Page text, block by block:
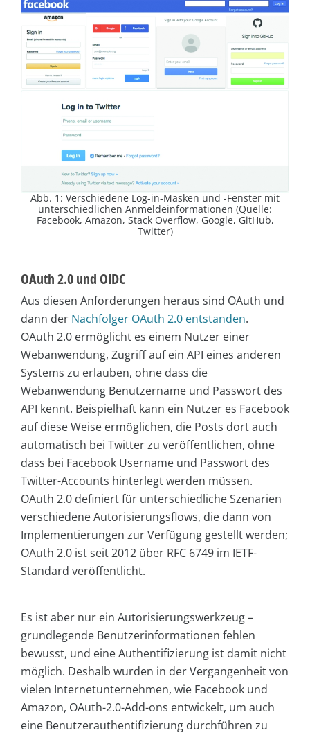
Abb. 1: Verschiedene Log-in-Masken und -Fenster mit
unterschiedlichen Anmeldeinformationen (Quelle:
Facebook, Amazon, Stack Overflow, Google, GitHub,
Twitter)
OAuth 2.0 und OIDC
Aus diesen Anforderungen heraus sind OAuth und
dann der Nachfolger OAuth 2.0 entstanden.
OAuth 2.0 ermöglicht es einem Nutzer einer
Webanwendung, Zugriff auf ein API eines anderen
Systems zu erlauben, ohne dass die
Webanwendung Benutzername und Passwort des
API kennt. Beispielhaft kann ein Nutzer es Facebook
auf diese Weise ermöglichen, die Posts dort auch
automatisch bei Twitter zu veröffentlichen, ohne
dass bei Facebook Username und Passwort des
Twitter-Accounts hinterlegt werden müssen.
OAuth 2.0 definiert für unterschiedliche Szenarien
verschiedene Autorisierungsflows, die dann von
Implementierungen zur Verfügung gestellt werden;
OAuth 2.0 ist seit 2012 über RFC 6749 im IETF-
Standard veröffentlicht.
Es ist aber nur ein Autorisierungswerkzeug –
grundlegende Benutzerinformationen fehlen
bewusst, und eine Authentifizierung ist damit nicht
möglich. Deshalb wurden in der Vergangenheit von
vielen Internetunternehmen, wie Facebook und
Amazon, OAuth-2.0-Add-ons entwickelt, um auch
eine Benutzerauthentifizierung durchführen zu